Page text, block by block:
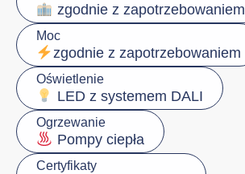
zgodnie z zapotrzebowaniem
Moc
zgodnie z zapotrzebowaniem
Oświetlenie
LED z systemem DALI
Ogrzewanie
Pompy ciepła
Certyfikaty